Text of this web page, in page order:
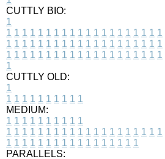
CUTTLY BIO:
1
1 1 1 1 1 1 1 1 1 1 1 1 1 1 1 1 1 1 1 1
1 1 1 1 1 1 1 1 1 1 1 1 1 1 1 1 1 1 1 1
1 1 1 1 1 1 1 1 1 1 1 1 1 1 1 1 1 1 1 1
1
CUTTLY OLD:
1
1 1 1 1 1 1 1 1 1 1
MEDIUM:
1 1 1 1 1 1 1 1 1 1
1 1 1 1 1 1 1 1 1 1 1 1 1 1 1 1 1 1 1 1
1 1 1 1 1 1 1 1 1 1 1 1 1 1 1 1 1
PARALLELS: